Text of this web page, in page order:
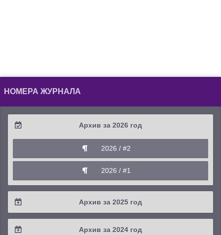
НОМЕРА ЖУРНАЛА
Архив за 2026 год
2026 / #2
2026 / #1
Архив за 2025 год
2025 / #4
Архив за 2024 год